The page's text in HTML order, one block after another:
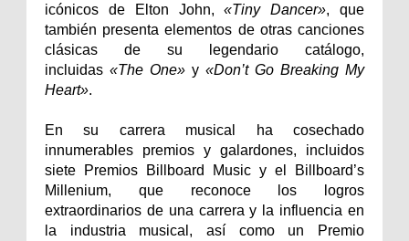
icónicos de Elton John,«Tiny Dancer», que
también presenta elementos de otras canciones
clásicas de su legendario catálogo,
incluidas «The One» y «Don’t Go Breaking My
Heart».
En su carrera musical ha cosechado
innumerables premios y galardones, incluidos
siete Premios Billboard Music y el Billboard’s
Millenium, que reconoce los logros
extraordinarios de una carrera y la influencia en
la industria musical, así como un Premio